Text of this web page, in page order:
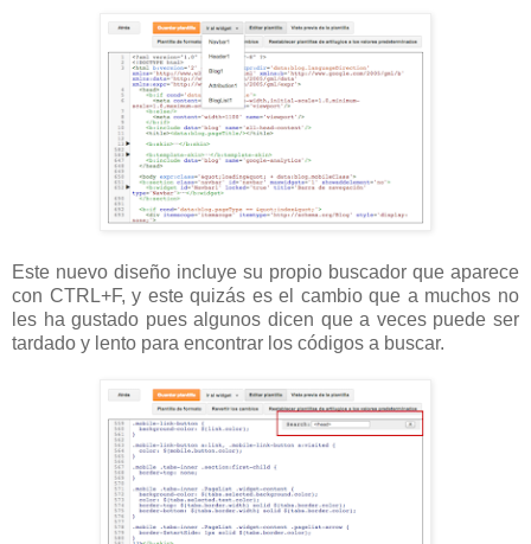
Este nuevo diseño incluye su propio buscador que aparece
con CTRL+F, y este quizás es el cambio que a muchos no
les ha gustado pues algunos dicen que a veces puede ser
tardado y lento para encontrar los códigos a buscar.